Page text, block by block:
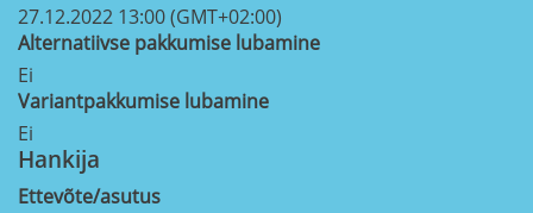
27.12.2022 13:00 (GMT+02:00)
Alternatiivse pakkumise lubamine
Ei
Variantpakkumise lubamine
Ei
Hankija
Ettevõte/asutus